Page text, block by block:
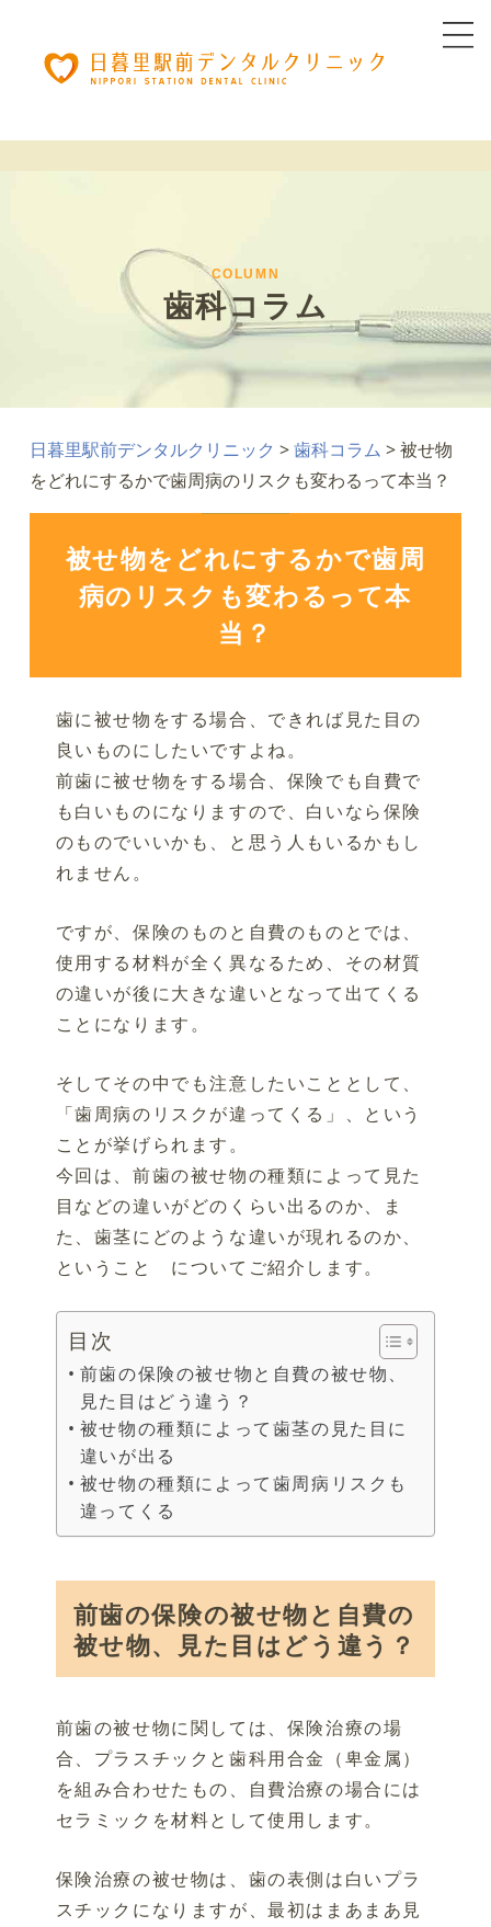
COLUMN
歯科コラム
日暮里駅前デンタルクリニック >歯科コラム >被せ物
をどれにするかで歯周病のリスクも変わるって本当？
被せ物をどれにするかで歯周
病のリスクも変わるって本
当？
歯に被せ物をする場合、できれば見た目の
良いものにしたいですよね。
前歯に被せ物をする場合、保険でも自費で
も白いものになりますので、白いなら保険
のものでいいかも、と思う人もいるかもし
れません。
ですが、保険のものと自費のものとでは、
使用する材料が全く異なるため、その材質
の違いが後に大きな違いとなって出てくる
ことになります。
そしてその中でも注意したいこととして、
「歯周病のリスクが違ってくる」、という
ことが挙げられます。
今回は、前歯の被せ物の種類によって見た
目などの違いがどのくらい出るのか、ま
た、歯茎にどのような違いが現れるのか、
ということ についてご紹介します。
目次
前歯の保険の被せ物と自費の被せ物、
見た目はどう違う？
被せ物の種類によって歯茎の見た目に
違いが出る
被せ物の種類によって歯周病リスクも
違ってくる
前歯の保険の被せ物と自費の
被せ物、見た目はどう違う？
前歯の被せ物に関しては、保険治療の場
合、プラスチックと歯科用合金（卑金属）
を組み合わせたもの、自費治療の場合には
セラミックを材料として使用します。
保険治療の被せ物は、歯の表側は白いプラ
スチックになりますが、最初はまあまあ見